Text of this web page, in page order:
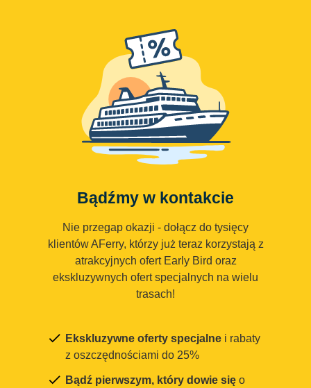
Bądźmy w kontakcie
Nie przegap okazji - dołącz do tysięcy
klientów AFerry, którzy już teraz korzystają z
atrakcyjnych ofert Early Bird oraz
ekskluzywnych ofert specjalnych na wielu
trasach!
Ekskluzywne oferty specjalne i rabaty
z oszczędnościami do 25%
Bądź pierwszym, który dowie się o